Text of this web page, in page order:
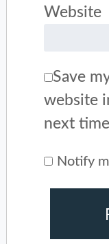
Website
Save
website
next
Notify